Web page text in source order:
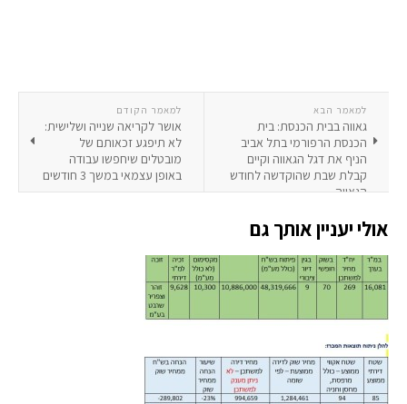
למאמר הקודם
אושר לקריאה שנייה ושלישית:
לא תיפגע זכאותם של
מובטלים שיחפשו עבודה
באופן עצמאי במשך 3 חודשים
למאמר הבא
גאווה בבית הכנסת: בית
הכנסת הרפורמי בתל אביב
הניף את דגל הגאווה וקיים
קבלת שבת שהוקדשה לחודש
הגאווה
אולי יעניין אותך גם